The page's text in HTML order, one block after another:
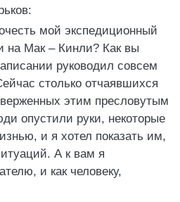
мой экспедиционный
на Мак – Кинли? Как вы
руководил совсем
столько отчаявшихся
этим пресловутым
опустили руки, некоторые
и я хотел показать им,
А к вам я
и как человеку,